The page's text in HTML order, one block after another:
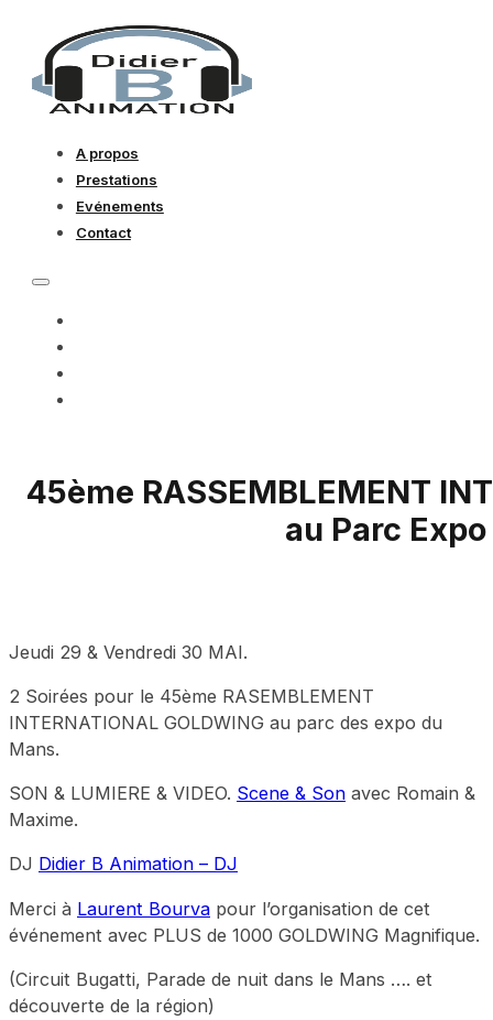
A propos
Prestations
Evénements
Contact
45ème RASSEMBLEMENT
au Parc
Jeudi 29 & Vendredi 30 MAI.
2 Soirées pour le 45ème RASEMBLEMENT
INTERNATIONAL GOLDWING au parc des expo du
Mans.
SON & LUMIERE & VIDEO. Scene & Son avec Romain &
Maxime.
DJ Didier B Animation – DJ
Merci à Laurent Bourva pour l’organisation de cet
événement avec PLUS de 1000 GOLDWING Magnifique.
(Circuit Bugatti, Parade de nuit dans le Mans …. et
découverte de la région)